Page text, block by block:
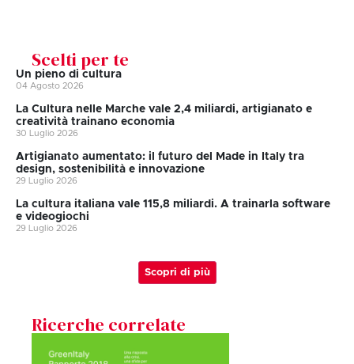
Scelti per te
Un pieno di cultura
04 Agosto 2026
La Cultura nelle Marche vale 2,4 miliardi, artigianato e
creatività trainano economia
30 Luglio 2026
Artigianato aumentato: il futuro del Made in Italy tra
design, sostenibilità e innovazione
29 Luglio 2026
La cultura italiana vale 115,8 miliardi. A trainarla software
e videogiochi
29 Luglio 2026
Scopri di più
Ricerche correlate